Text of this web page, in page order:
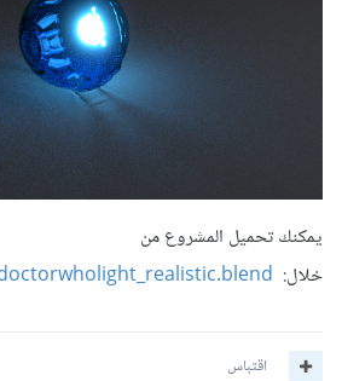
يمكنك تحميل المشروع من
خلال: doctorwholight_realistic.blend
اقتباس